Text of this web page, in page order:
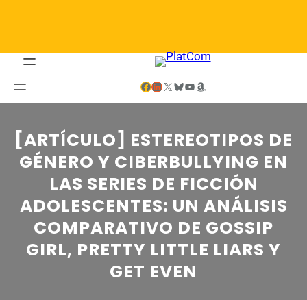
Facebook LinkedIn X Bluesky YouTube Amazon
[ARTÍCULO] ESTEREOTIPOS DE
GÉNERO Y CIBERBULLYING EN
LAS SERIES DE FICCIÓN
ADOLESCENTES: UN ANÁLISIS
COMPARATIVO DE GOSSIP
GIRL, PRETTY LITTLE LIARS Y
GET EVEN